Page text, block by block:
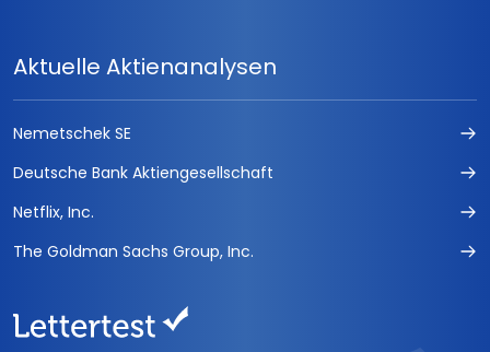
Optionsscheine Handelssignale
EMERGING MARKETS INVESTOR
RohstoffJournal Öl &amp; Gold
HOT STOCKS INVESTOR
FUCHS-BRIEFE
Aktuelle Aktienanalysen
Nemetschek SE
Deutsche Bank Aktiengesellschaft
Netflix, Inc.
The Goldman Sachs Group, Inc.